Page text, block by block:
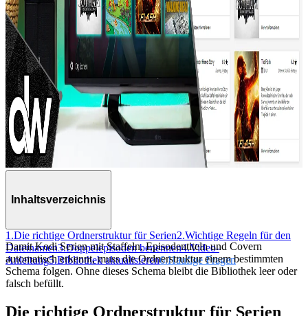
Inhaltsverzeichnis
1.Die richtige Ordnerstruktur für Serien2.Wichtige Regeln für den
Dateinamen3.Doppelepisoden benennen4.Video-
Anleitung5.Bibliothek aktualisieren6.Häufige Fragen
Damit Kodi Serien mit Staffeln, Episodentiteln und Covern
automatisch erkennt, muss die Ordnerstruktur einem bestimmten
Schema folgen. Ohne dieses Schema bleibt die Bibliothek leer oder
falsch befüllt.
Die richtige Ordnerstruktur für Serien